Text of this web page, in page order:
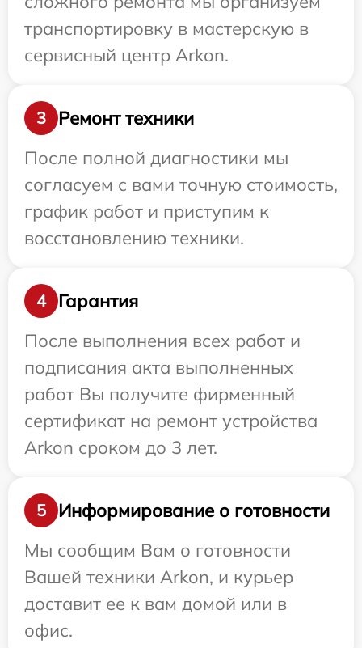
транспортировку в мастерскую в
сервисный центр Arkon.
3
Ремонт техники
После полной диагностики мы
согласуем с вами точную стоимость,
график работ и приступим к
восстановлению техники.
4
Гарантия
После выполнения всех работ и
подписания акта выполненных
работ Вы получите фирменный
сертификат на ремонт устройства
Arkon сроком до 3 лет.
5
Информирование о готовности
Мы сообщим Вам о готовности
Вашей техники Arkon, и курьер
доставит ее к вам домой или в
офис.